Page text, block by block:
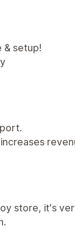
& setup!
store, it's